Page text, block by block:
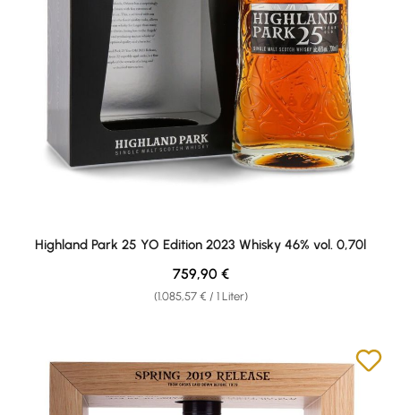
Highland Park 25 YO Edition 2023 Whisky 46% vol. 0,70l
(1.085,57 € / 1 Liter)
Regulärer Preis:
759,90 €